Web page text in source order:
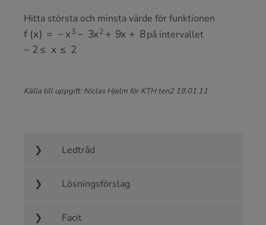
Hitta största och minsta värde för funktionen
f x = 3 2+ 9x 8 på intervallet
2≤
Källa till uppgift: Niclas Hjelm för KTH ten2 19.01.11
Ledtråd
Lösningsförslag
Facit